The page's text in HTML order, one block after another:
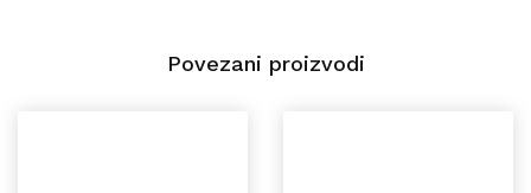
Povezani proizvodi